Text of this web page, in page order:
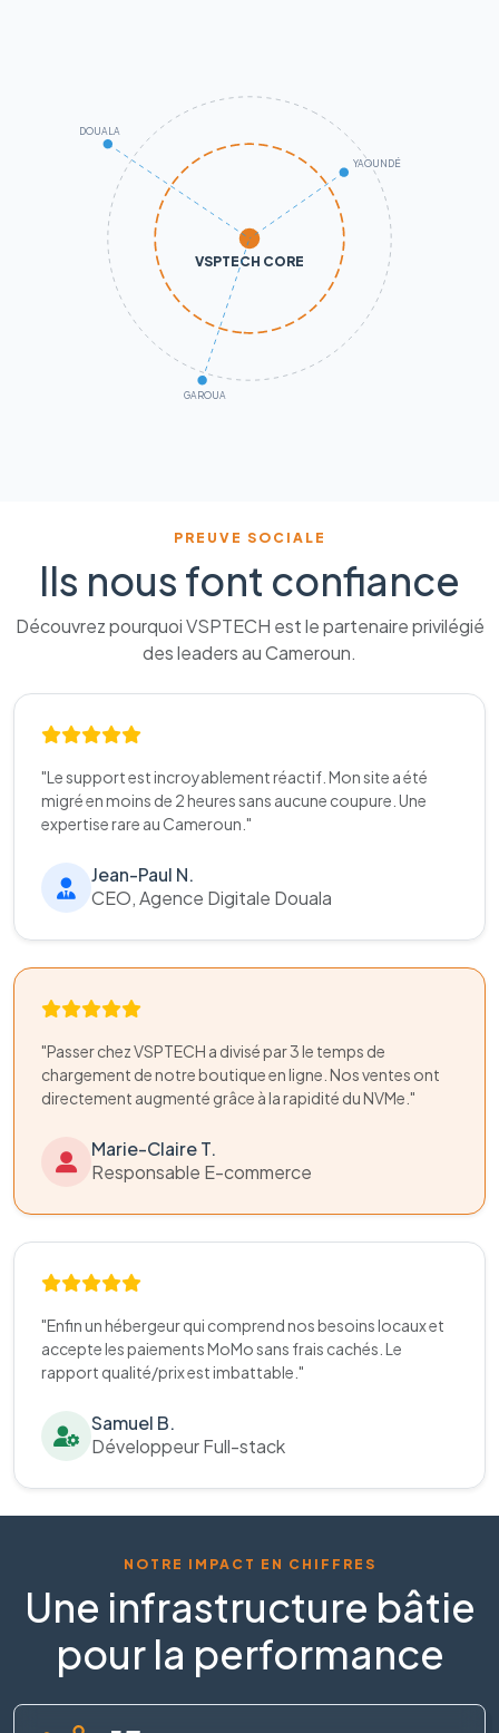
VSPTECH CORE
DOUALA
YAOUNDÉ
GAROUA
PREUVE SOCIALE
Ils nous font confiance
Découvrez pourquoi VSPTECH est le partenaire privilégié
des leaders au Cameroun.
"Le support est incroyablement réactif. Mon site a été
migré en moins de 2 heures sans aucune coupure. Une
expertise rare au Cameroun."
Jean-Paul N.
CEO, Agence Digitale Douala
"Passer chez VSPTECH a divisé par 3 le temps de
chargement de notre boutique en ligne. Nos ventes ont
directement augmenté grâce à la rapidité du NVMe."
Marie-Claire T.
Responsable E-commerce
"Enfin un hébergeur qui comprend nos besoins locaux et
accepte les paiements MoMo sans frais cachés. Le
rapport qualité/prix est imbattable."
Samuel B.
Développeur Full-stack
NOTRE IMPACT EN CHIFFRES
Une infrastructure bâtie
pour la performance